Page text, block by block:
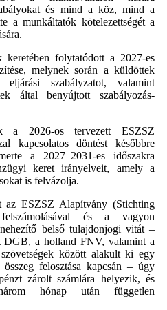
és mind a köz, mind a
a munkáltatók kötelezettségét a
folytatódott a 2027-es
melynek során a küldöttek
szabályzatot, valamint
által benyújtott szabályozás-
a 2026-os tervezett ESZSZ
kapcsolatos döntést későbbre
a 2027–2031-es időszakra
keret irányelveit, amely a
is felvázolja.
az ESZSZ Alapítvány (Stichting
és a vagyon
belső tulajdonjogi vitát –
DGB, a holland FNV, valamint a
között alakult ki egy
felosztása kapcsán – úgy
zárolt számlára helyezik, és
hónap után független